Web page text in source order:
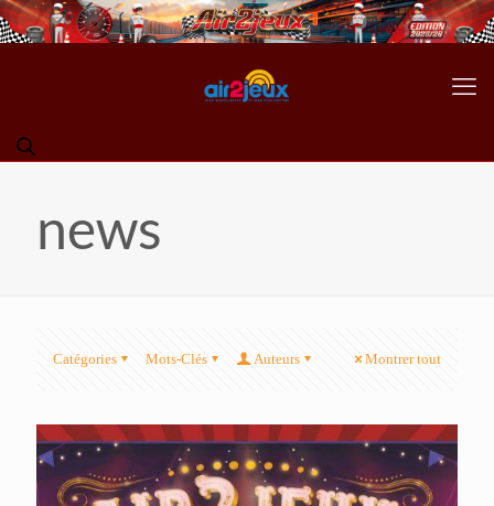
news
Catégories Mots-Clés Auteurs Montrer tout